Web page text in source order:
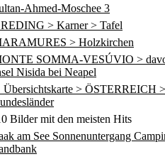
Ahmed-Moschee 3
> Karner > Tafel
> Holzkirchen
SOMMA-VESÚVIO >
Nisida bei Neapel
> ÖSTERREICH >
Bilder mit den meisten Hits
am See Sonnenuntergang